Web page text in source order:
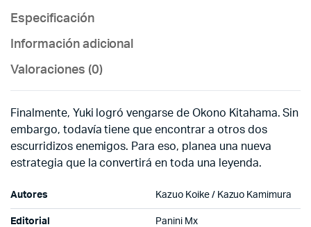
Especificación
Información adicional
Valoraciones (0)
Finalmente, Yuki logró vengarse de Okono Kitahama. Sin
embargo, todavía tiene que encontrar a otros dos
escurridizos enemigos. Para eso, planea una nueva
estrategia que la convertirá en toda una leyenda.
Autores Kazuo Koike / Kazuo Kamimura
Editorial Panini Mx